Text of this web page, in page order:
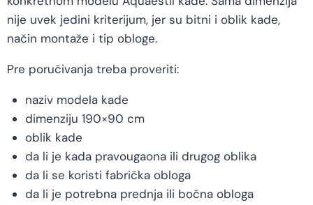
nije uvek jedini kriterijum, jer su bitni i oblik kade,
način montaže i tip obloge.
Pre poručivanja treba proveriti:
naziv modela kade
dimenziju 190×90 cm
oblik kade
da li je kada pravougaona ili drugog oblika
da li se koristi fabrička obloga
da li je potrebna prednja ili bočna obloga